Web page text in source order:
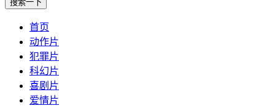
首页
动作片
犯罪片
科幻片
喜剧片
爱情片